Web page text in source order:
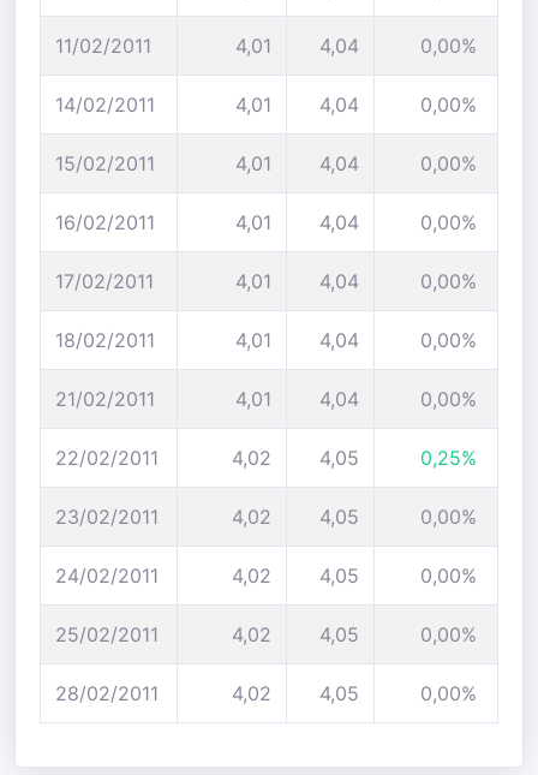
11/02/2011 4,01 4,04 0,00%
14/02/2011 4,01 4,04 0,00%
15/02/2011 4,01 4,04 0,00%
16/02/2011 4,01 4,04 0,00%
17/02/2011 4,01 4,04 0,00%
18/02/2011 4,01 4,04 0,00%
21/02/2011 4,01 4,04 0,00%
22/02/2011 4,02 4,05 0,25%
23/02/2011 4,02 4,05 0,00%
24/02/2011 4,02 4,05 0,00%
25/02/2011 4,02 4,05 0,00%
28/02/2011 4,02 4,05 0,00%